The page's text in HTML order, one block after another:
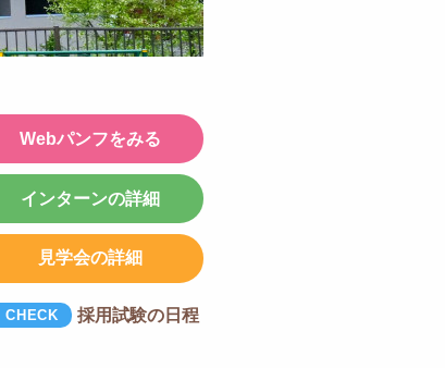
Webパンフをみる
インターンの詳細
見学会の詳細
採用試験の日程